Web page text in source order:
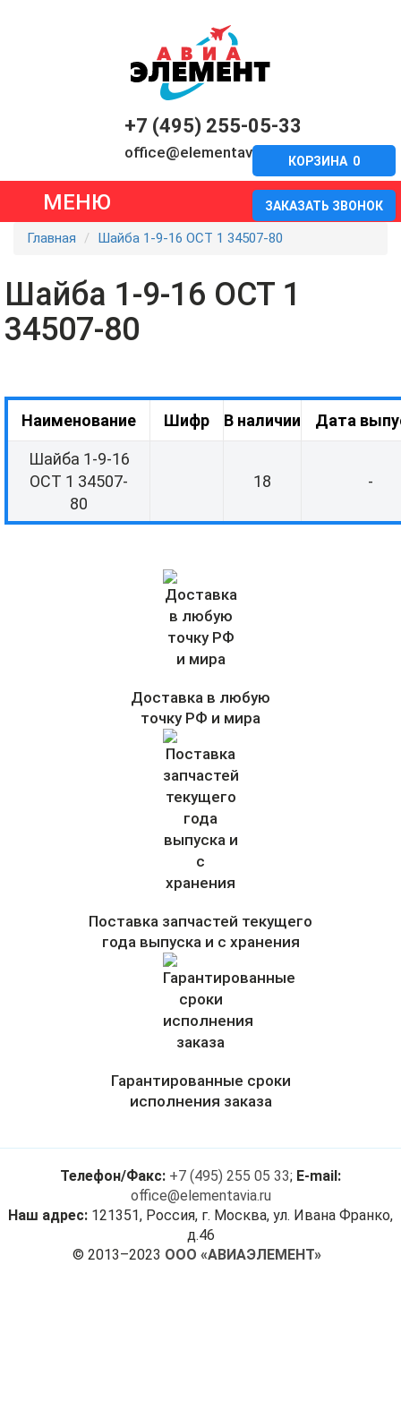
+7 (495) 255-05-33
office@elementavia.ru
ЗАКАЗАТЬ ЗВОНОК
КОРЗИНА 0
МЕНЮ
Главная Шайба 1-9-16 ОСТ 1 34507-80
Шайба 1-9-16 ОСТ 1
34507-80
Наименование Шифр В наличии Дата
Шайба 1-9-16
ОСТ 1 34507-
80
18 -
Доставка в любую
точку РФ и мира
Поставка запчастей текущего
года выпуска и с хранения
Гарантированные сроки
исполнения заказа
Телефон/Факс: +7 (495) 255 05 33; E-mail:
office@elementavia.ru
Наш адрес: 121351, Россия, г. Москва, ул. Ивана Франко,
д.46
© 2013–2023 ООО «АВИАЭЛЕМЕНТ»